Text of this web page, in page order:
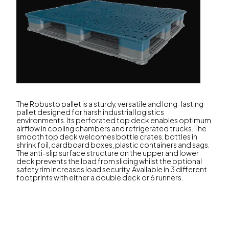
The Robusto pallet is a sturdy, versatile and long-lasting
pallet designed for harsh industrial logistics
environments. Its perforated top deck enables optimum
airflow in cooling chambers and refrigerated trucks. The
smooth top deck welcomes bottle crates, bottles in
shrink foil, cardboard boxes, plastic containers and sags.
The anti-slip surface structure on the upper and lower
deck prevents the load from sliding whilst the optional
safety rim increases load security. Available in 3 different
footprints with either a double deck or 6 runners.